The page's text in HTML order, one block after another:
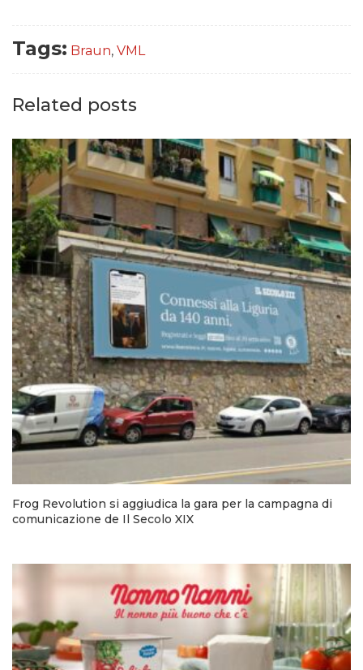
Tags: Braun, VML
Related posts
Frog Revolution si aggiudica la gara per la campagna di
comunicazione de Il Secolo XIX